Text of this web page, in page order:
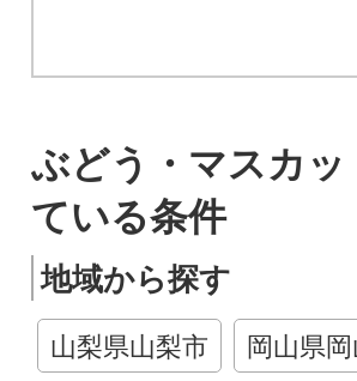
ぶどう・マスカ
ている条件
地域から探す
山梨県山梨市 岡山県